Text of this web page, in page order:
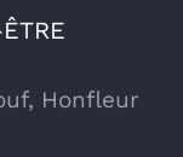
Honfleur